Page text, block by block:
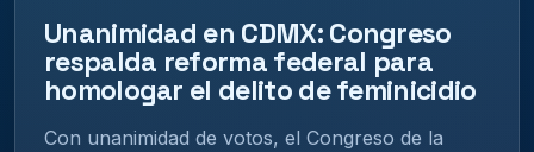
Unanimidad en CDMX: Congreso
respalda reforma federal para
homologar el delito de feminicidio
Con unanimidad de votos, el Congreso de la